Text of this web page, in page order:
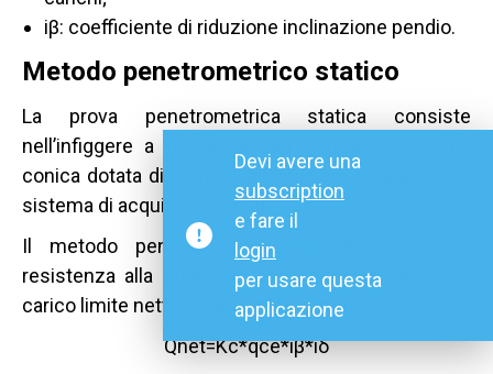
iβ: coefficiente di riduzione inclinazione pendio.
Metodo penetrometrico statico
La prova penetrometrica statica consiste
nell’infiggere a pressione nel terreno una punta
conica dotata di sensori, alla quale è connesso un
sistema di acquisizione dati.
Il metodo penetrometrico utilizza i valori di
resistenza alla punta del penetrometro statico. Il
carico limite netto si determina come:
Qnet=Kc*qce*iβ*iδ
Devi avere una
subscription
e fare il
login
per usare questa
applicazione